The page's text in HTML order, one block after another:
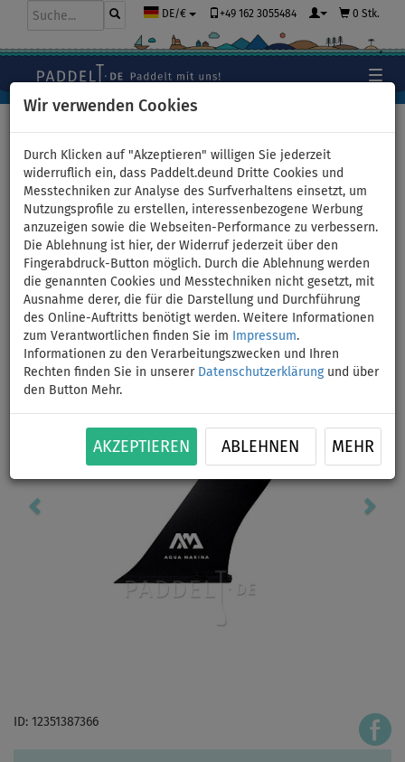
Wir verwenden Cookies
Durch Klicken auf "Akzeptieren" willigen Sie jederzeit
widerruflich ein, dass Paddelt.deund Dritte Cookies und
Messtechniken zur Analyse des Surfverhaltens einsetzt, um
Nutzungsprofile zu erstellen, interessenbezogene Werbung
anzuzeigen sowie die Webseiten-Performance zu verbessern.
Die Ablehnung ist hier, der Widerruf jederzeit über den
Fingerabdruck-Button möglich. Durch die Ablehnung werden
die genannten Cookies und Messtechniken nicht gesetzt, mit
Ausnahme derer, die für die Darstellung und Durchführung
des Online-Auftritts benötigt werden. Weitere Informationen
zum Verantwortlichen finden Sie im
Impressum.
Informationen zu den Verarbeitungszwecken und Ihren
Rechten finden Sie in unserer Datenschutzerklärungund über
den Button Mehr.
AKZEPTIEREN ABLEHNEN MEHR
DE/€ +49 162 3055484 0 Stk.
AQUA MARINA SLIDE-IN Racing
Finne für SUP Boards 25 cm
Previous
ID: 12351387366